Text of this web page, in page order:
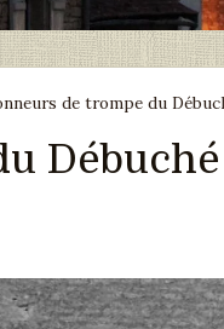
de trompe du